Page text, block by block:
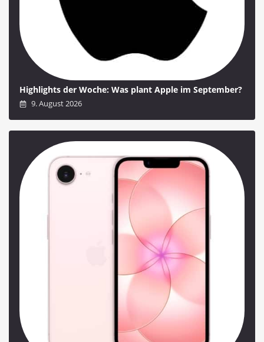
Highlights der Woche: Was plant Apple im September?
9. August 2026